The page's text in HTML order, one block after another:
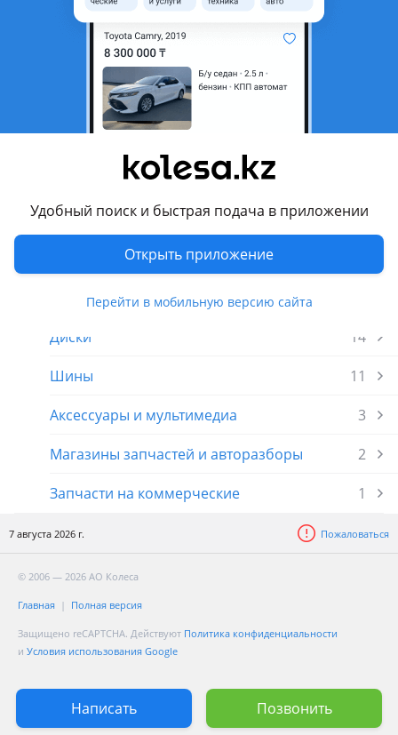
Удобный поиск и быстрая подача в приложении
Открыть приложение
Перейти в мобильную версию сайта
Комментарий продавца
Левый, правый. Рестайлинг. Цена за штуку
Запчасти
Автозапчасти
Авто на разбор
Диски
14
Шины
11
Аксессуары и мультимедиа
3
Магазины запчастей и авторазборы
2
Запчасти на коммерческие
1
7 августа 2026 г. Пожаловаться
Написать Позвонить
© 2006 — 2026 АО Колеса
Главная Полная версия
Защищено reCAPTCHA. Действуют Политика конфиденциальности
и Условия использования Google